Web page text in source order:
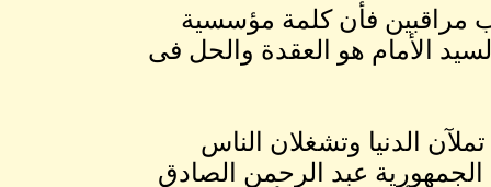
مراقبين فأن كلمة مؤسسية
الأمام هو العقدة والحل فى
الدنيا وتشغلان الناس
عبد الرحمن الصادق